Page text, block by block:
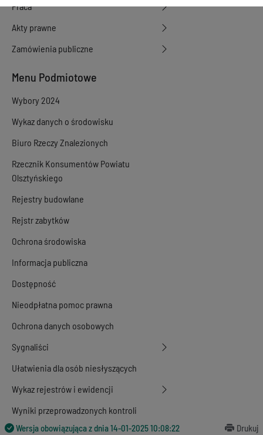
Praca
Akty prawne
Zamówienia publiczne
Menu Podmiotowe
Wybory 2024
Wykaz danych o środowisku
Biuro Rzeczy Znalezionych
Rzecznik Konsumentów Powiatu
Olsztyńskiego
Rejestry budowlane
Rejstr zabytków
Ochrona środowiska
Informacja publiczna
Dostępność
Nieodpłatna pomoc prawna
Ochrona danych osobowych
Sygnaliści
Ułatwienia dla osób niesłyszących
Wykaz rejestrów i ewidencji
Wyniki przeprowadzonych kontroli
Wersja obowiązująca z dnia14-01-2025 10:08:22 Drukuj